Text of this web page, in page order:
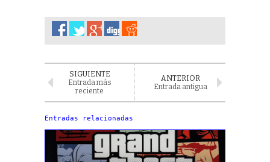
SIGUIENTE
Entrada más
reciente
ANTERIOR
Entrada antigua
Entradas relacionadas